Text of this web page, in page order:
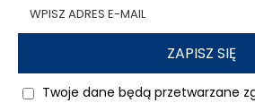
ZAPISZ SIĘ
Twoje dane będą przetwarzane